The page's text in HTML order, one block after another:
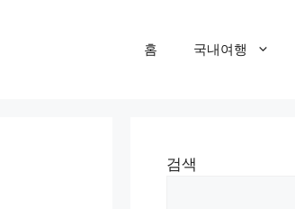
홈 국내여행
검색